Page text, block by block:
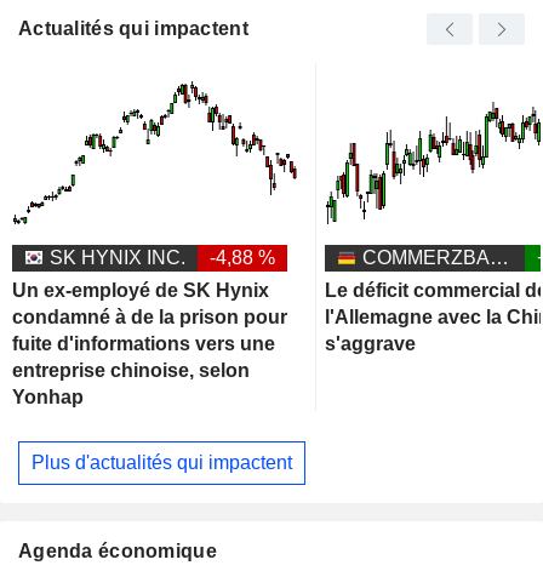
Actualités qui impactent
SK HYNIX INC.
-4,88 %
Un ex-employé de SK Hynix
condamné à de la prison pour
fuite d'informations vers une
entreprise chinoise, selon
Yonhap
COMMERZBANK AG
Le déficit commercial
l'Allemagne avec la
s'aggrave
Plus d'actualités qui impactent
Agenda économique